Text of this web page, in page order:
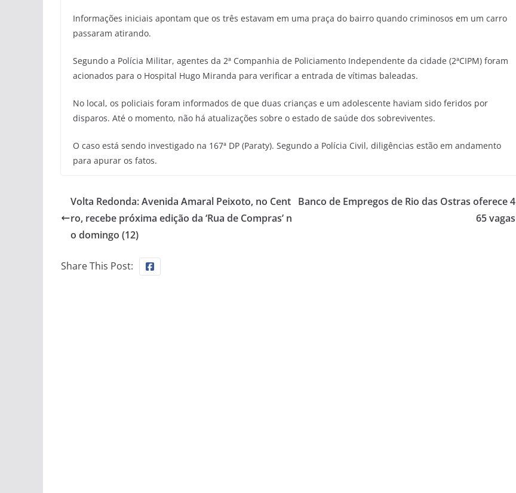
Informações iniciais apontam que os três estavam em uma praça do bairro quando criminosos em um carro
passaram atirando.
Segundo a Polícia Militar, agentes da 2ª Companhia de Policiamento Independente da cidade (2ªCIPM) foram
acionados para o Hospital Hugo Miranda para verificar a entrada de vítimas baleadas.
No local, os policiais foram informados de que duas crianças e um adolescente haviam sido feridos por
disparos. Até o momento, não há atualizações sobre o estado de saúde dos sobreviventes.
O caso está sendo investigado na 167ª DP (Paraty). Segundo a Polícia Civil, diligências estão em andamento
para apurar os fatos.
Volta Redonda: Avenida Amaral Peixoto, no Cent
ro, recebe próxima edição da ‘Rua de Compras’ n
o domingo (12)
Banco de Empregos de Rio das Ostras oferece 4
65 vagas
Share This Post: